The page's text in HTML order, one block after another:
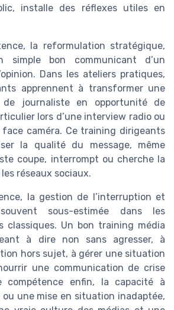
installe des réflexes utiles en
la reformulation stratégique,
simple bon communicant d’un
Dans les ateliers pratiques,
apprennent à transformer une
de journaliste en opportunité de
lors d’une interview radio ou
face caméra. Ce training dirigeants
la qualité du message, même
coupe, interrompt ou cherche la
réseaux sociaux.
la gestion de l’interruption et
sous-estimée dans les
classiques. Un bon training média
à dire non sans agresser, à
hors sujet, à gérer une situation
une communication de crise
compétence enfin, la capacité à
une mise en situation inadaptée,